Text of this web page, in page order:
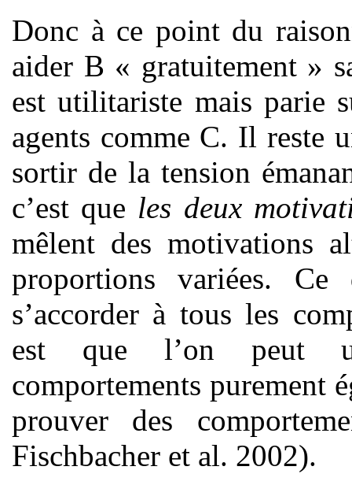
Donc à ce point du
aider B « gratuitement »
est utilitariste mais parie
agents comme C. Il reste
sortir de la tension
c’est que les deux
mêlent des motivations
proportions variées.
s’accorder à tous les
est que l’on peut
comportements purement
prouver des
Fischbacher et al. 2002).